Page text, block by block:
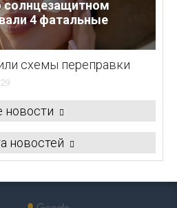
4 фатальные
схемы переправки
новости
новостей